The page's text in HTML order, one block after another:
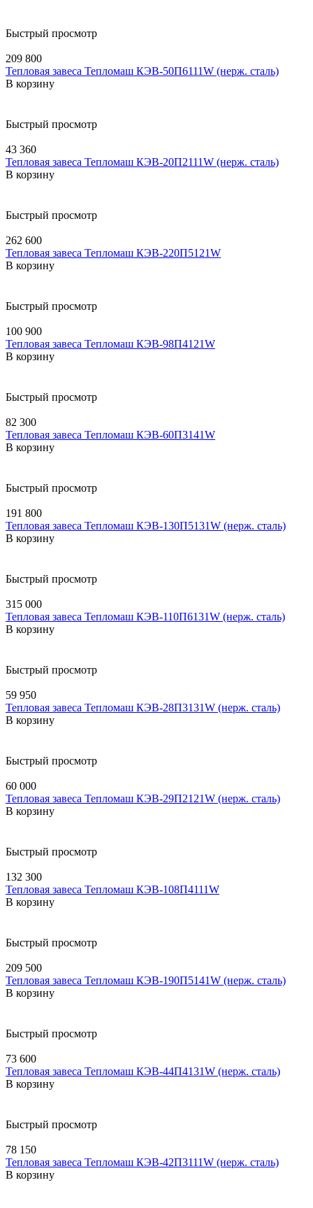
Быстрый просмотр
209 800
Тепловая завеса Тепломаш КЭВ-50П6111W (нерж. сталь)
В корзину
Быстрый просмотр
43 360
Тепловая завеса Тепломаш КЭВ-20П2111W (нерж. сталь)
В корзину
Быстрый просмотр
262 600
Тепловая завеса Тепломаш КЭВ-220П5121W
В корзину
Быстрый просмотр
100 900
Тепловая завеса Тепломаш КЭВ-98П4121W
В корзину
Быстрый просмотр
82 300
Тепловая завеса Тепломаш КЭВ-60П3141W
В корзину
Быстрый просмотр
191 800
Тепловая завеса Тепломаш КЭВ-130П5131W (нерж. сталь)
В корзину
Быстрый просмотр
315 000
Тепловая завеса Тепломаш КЭВ-110П6131W (нерж. сталь)
В корзину
Быстрый просмотр
59 950
Тепловая завеса Тепломаш КЭВ-28П3131W (нерж. сталь)
В корзину
Быстрый просмотр
60 000
Тепловая завеса Тепломаш КЭВ-29П2121W (нерж. сталь)
В корзину
Быстрый просмотр
132 300
Тепловая завеса Тепломаш КЭВ-108П4111W
В корзину
Быстрый просмотр
209 500
Тепловая завеса Тепломаш КЭВ-190П5141W (нерж. сталь)
В корзину
Быстрый просмотр
73 600
Тепловая завеса Тепломаш КЭВ-44П4131W (нерж. сталь)
В корзину
Быстрый просмотр
78 150
Тепловая завеса Тепломаш КЭВ-42П3111W (нерж. сталь)
В корзину